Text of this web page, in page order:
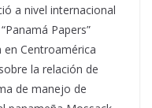
a nivel internacional
Papers”
Centroamérica
la relación de
de manejo de